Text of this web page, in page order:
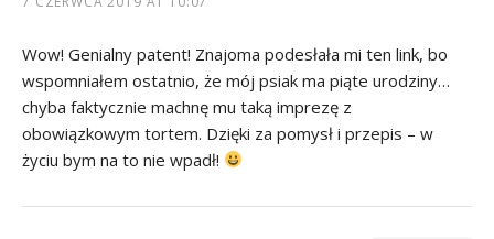
Wow! Genialny patent! Znajoma podesłała mi ten link, bo
wspomniałem ostatnio, że mój psiak ma piąte urodziny…
chyba faktycznie machnę mu taką imprezę z
obowiązkowym tortem. Dzięki za pomysł i przepis – w
życiu bym na to nie wpadł!